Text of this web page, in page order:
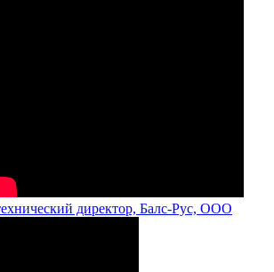
директор, Балс-Рус, ООО